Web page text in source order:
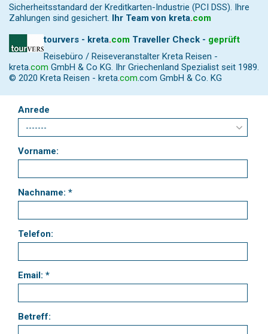
Sicherheitsstandard der Kreditkarten-Industrie (PCI DSS). Ihre
Zahlungen sind gesichert. Ihr Team von kreta.com
tourvers - kreta.com Traveller Check - geprüft
Reisebüro / Reiseveranstalter Kreta Reisen -
kreta.com GmbH & Co KG. Ihr Griechenland Spezialist seit 1989.
© 2020 Kreta Reisen - kreta.com.com GmbH & Co. KG
Anrede
Vorname:
Nachname: *
Telefon:
Email: *
Betreff: